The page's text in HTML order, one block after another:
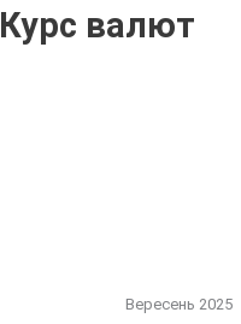
Курс валют
Вересень 2025